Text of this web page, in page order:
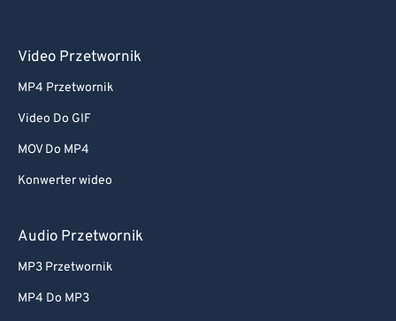
Video Przetwornik
MP4 Przetwornik
Video Do GIF
MOV Do MP4
Konwerter wideo
Audio Przetwornik
MP3 Przetwornik
MP4 Do MP3